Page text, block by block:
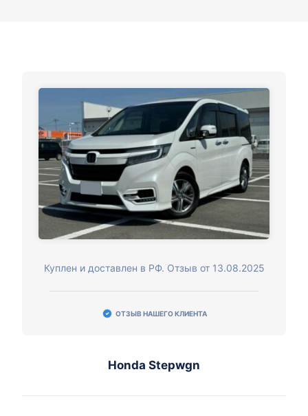
Куплен и доставлен в РФ. Отзыв от 13.08.2025
ОТЗЫВ НАШЕГО КЛИЕНТА
Honda Stepwgn